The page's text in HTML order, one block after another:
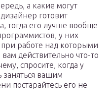
а какие могут
готовит
тогда его лучше вообще
у них
при работе над которыми
действительно что-то
спросите, когда у
заняться вашим
постарайтесь его не